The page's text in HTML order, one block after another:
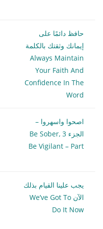
حافظ دائمًا على
إيمانك وثقتك بالكلمة
Always Maintain
Your Faith And
Confidence In The
Word
اصحوا واسهروا –
الجزء 3 Be Sober,
Be Vigilant – Part
يجب علينا القيام بذلك
الآن We’ve Got To
Do It Now